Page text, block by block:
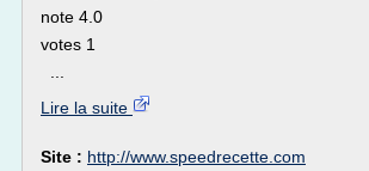
note 4.0
votes 1
Lire la suite
Site : http://www.speedrecette.com